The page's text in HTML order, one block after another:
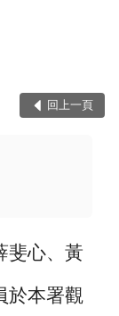
回上一頁
斐心、黃
於本署觀